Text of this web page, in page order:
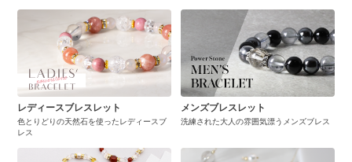
レディースブレスレット
色とりどりの天然石を使ったレディースブ
レス
メンズブレスレット
洗練された大人の雰囲気漂うメンズブレス